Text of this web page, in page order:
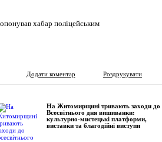
Додати коментар Роздрукувати
На Житомирщині тривають заходи до
Всесвітнього дня вишиванки:
культурно-мистецькі платформи,
виставки та благодійні виступи